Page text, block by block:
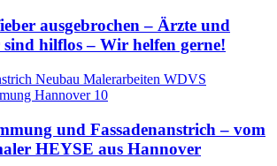
ausgebrochen – Ärzte und
hilflos – Wir helfen gerne!
und Fassadenanstrich – vom
HEYSE aus Hannover